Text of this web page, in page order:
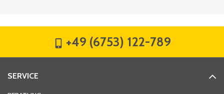
+49 (6753) 122-789
SERVICE